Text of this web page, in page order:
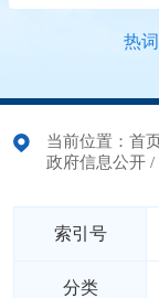
热
当前位置： 首
政府信息公开 /
索引号
分类